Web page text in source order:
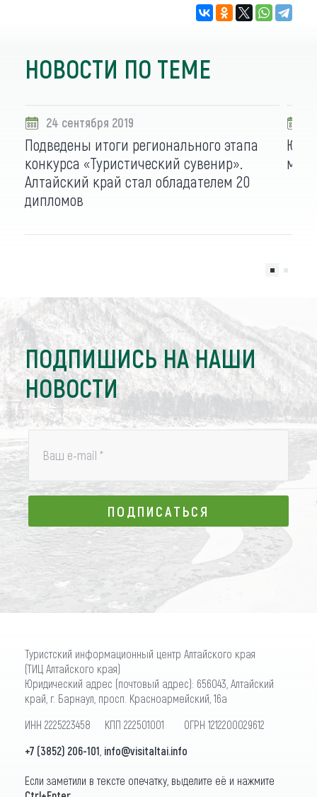
НОВОСТИ ПО ТЕМЕ
24 сентября 2019
Подведены итоги регионального этапа
конкурса «Туристический сувенир».
Алтайский край стал обладателем 20
дипломов
ПОДПИШИСЬ НА НАШИ
НОВОСТИ
Ваш e-mail *
ПОДПИСАТЬСЯ
ПОДПИСАТЬСЯ
Туристский информационный центр Алтайского края
(ТИЦ Алтайского края)
Юридический адрес (почтовый адрес): 656043, Алтайский
край, г. Барнаул, просп. Красноармейский, 16а
ИНН 2225223458 КПП 222501001 ОГРН 1212200029612
+7 (3852) 206-101 info@visitaltai.info
Если заметили в тексте опечатку, выделите её и нажмите